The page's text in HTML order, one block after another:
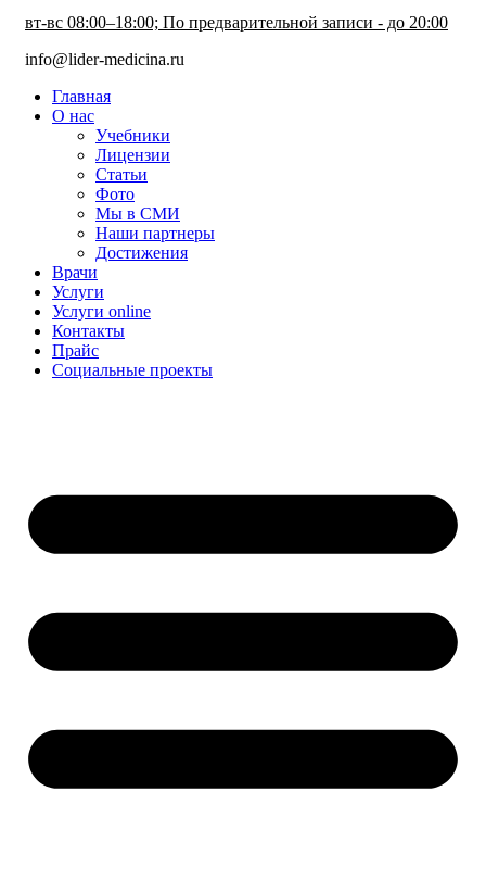
вт-вс 08:00–18:00; По предварительной записи - до 20:00
info@lider-medicina.ru
Главная
О нас
Учебники
Лицензии
Статьи
Фото
Мы в СМИ
Наши партнеры
Достижения
Врачи
Услуги
Услуги online
Контакты
Прайс
Социальные проекты